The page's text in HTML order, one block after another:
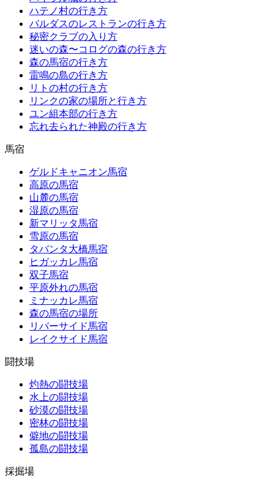
ハテノ村の行き方
バルダスのレストランの行き方
秘密クラブの入り方
迷いの森〜コログの森の行き方
森の馬宿の行き方
雷鳴の島の行き方
リトの村の行き方
リンクの家の場所と行き方
ユン組本部の行き方
忘れ去られた神殿の行き方
馬宿
ゲルドキャニオン馬宿
高原の馬宿
山麓の馬宿
湿原の馬宿
新マリッタ馬宿
雪原の馬宿
タバンタ大橋馬宿
ヒガッカレ馬宿
双子馬宿
平原外れの馬宿
ミナッカレ馬宿
森の馬宿の場所
リバーサイド馬宿
レイクサイド馬宿
闘技場
灼熱の闘技場
水上の闘技場
砂漠の闘技場
密林の闘技場
僻地の闘技場
孤島の闘技場
採掘場